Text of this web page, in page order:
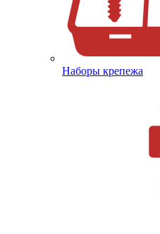
Наборы крепежа